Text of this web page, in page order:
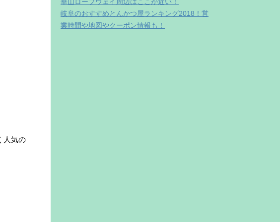
人気の
岐阜のおすすめとんかつ屋ランキング2018！営
業時間や地図やクーポン情報も！